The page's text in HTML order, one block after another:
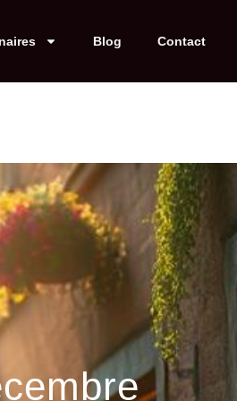
Blog Contact